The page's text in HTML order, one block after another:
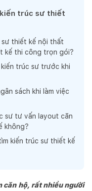
trúc sư thiết
sư thiết kế nội thất
kế thi công trọn gói?
trúc sư trước khi
sách khi làm việc
sư tư vấn layout căn
không?
kiến trúc sư thiết kế
căn hộ, rất nhiều người